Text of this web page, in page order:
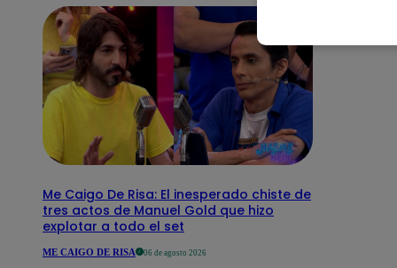
Me Caigo De Risa: El inesperado chiste de
tres actos de Manuel Gold que hizo
explotar a todo el set
ME CAIGO DE RISA 06 de agosto 2026